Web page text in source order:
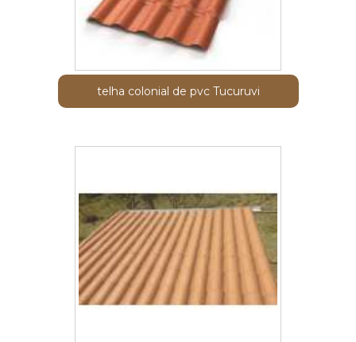
telha colonial de pvc Tucuruvi